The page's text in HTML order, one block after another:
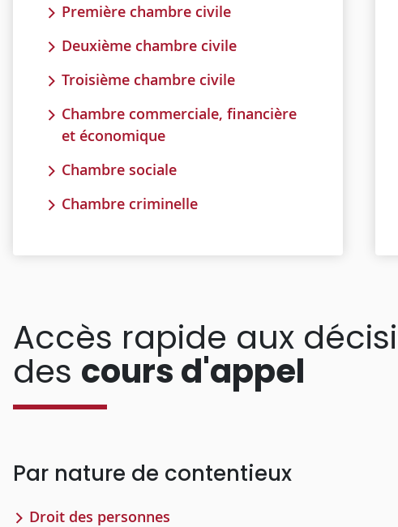
Première chambre civile
Deuxième chambre civile
Troisième chambre civile
Chambre commerciale, financière
et économique
Chambre sociale
Chambre criminelle
Accès rapide aux
des cours d'appel
Par nature de contentieux
Droit des personnes